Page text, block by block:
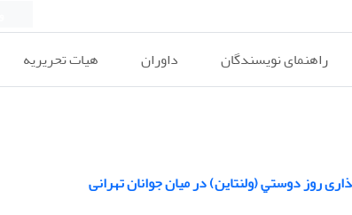
راهنمای نویسندگان داوران هیات تحریریه
روز دوﺳﺘﻲ (ولنتاین) در میان ﺟﻮاﻧﺎن تهرانی